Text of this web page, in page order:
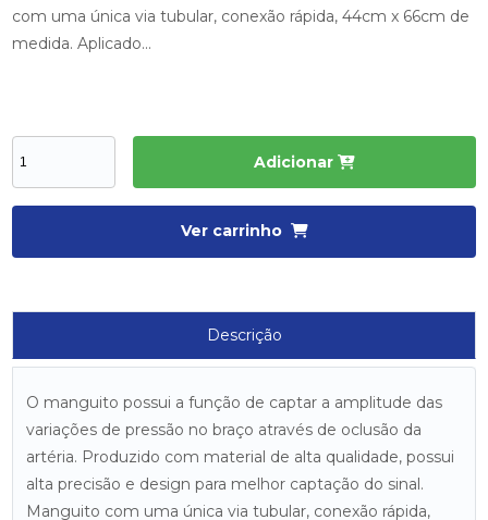
com uma única via tubular, conexão rápida, 44cm x 66cm de
medida. Aplicado...
Adicionar
Ver carrinho
Descrição
O manguito possui a função de captar a amplitude das
variações de pressão no braço através de oclusão da
artéria. Produzido com material de alta qualidade, possui
alta precisão e design para melhor captação do sinal.
Manguito com uma única via tubular, conexão rápida,